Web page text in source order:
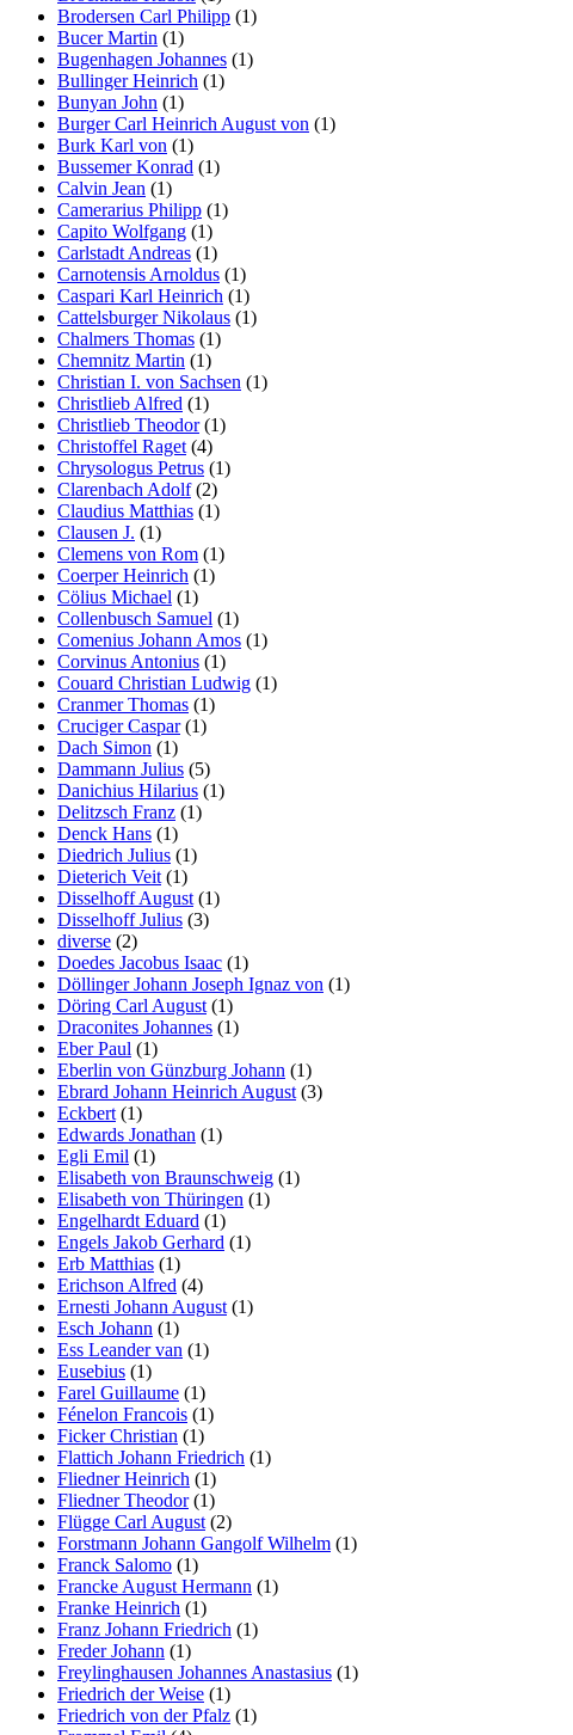
Brodersen Carl Philipp (1)
Bucer Martin (1)
Bugenhagen Johannes (1)
Bullinger Heinrich (1)
Bunyan John (1)
Burger Carl Heinrich August von (1)
Burk Karl von (1)
Bussemer Konrad (1)
Calvin Jean (1)
Camerarius Philipp (1)
Capito Wolfgang (1)
Carlstadt Andreas (1)
Carnotensis Arnoldus (1)
Caspari Karl Heinrich (1)
Cattelsburger Nikolaus (1)
Chalmers Thomas (1)
Chemnitz Martin (1)
Christian I. von Sachsen (1)
Christlieb Alfred (1)
Christlieb Theodor(1)
Christoffel Raget (4)
Chrysologus Petrus (1)
Clarenbach Adolf(2)
Claudius Matthias (1)
Clausen J. (1)
Clemens von Rom (1)
Coerper Heinrich (1)
Cölius Michael (1)
Collenbusch Samuel (1)
Comenius Johann Amos (1)
Corvinus Antonius (1)
Couard Christian Ludwig (1)
Cranmer Thomas (1)
Cruciger Caspar(1)
Dach Simon (1)
Dammann Julius (5)
Danichius Hilarius (1)
Delitzsch Franz (1)
Denck Hans (1)
Diedrich Julius (1)
Dieterich Veit (1)
Disselhoff August (1)
Disselhoff Julius (3)
diverse (2)
Doedes Jacobus Isaac (1)
Döllinger Johann Joseph Ignaz von (1)
Döring Carl August (1)
Draconites Johannes (1)
Eber Paul (1)
Eberlin von Günzburg Johann (1)
Ebrard Johann Heinrich August (3)
Eckbert (1)
Edwards Jonathan (1)
Egli Emil (1)
Elisabeth von Braunschweig (1)
Elisabeth von Thüringen (1)
Engelhardt Eduard (1)
Engels Jakob Gerhard (1)
Erb Matthias (1)
Erichson Alfred (4)
Ernesti Johann August (1)
Esch Johann (1)
Ess Leander van (1)
Eusebius (1)
Farel Guillaume (1)
Fénelon Francois (1)
Ficker Christian (1)
Flattich Johann Friedrich (1)
Fliedner Heinrich (1)
Fliedner Theodor(1)
Flügge Carl August (2)
Forstmann Johann Gangolf Wilhelm (1)
Franck Salomo (1)
Francke August Hermann (1)
Franke Heinrich (1)
Franz Johann Friedrich (1)
Freder Johann (1)
Freylinghausen Johannes Anastasius (1)
Friedrich der Weise (1)
Friedrich von der Pfalz (1)